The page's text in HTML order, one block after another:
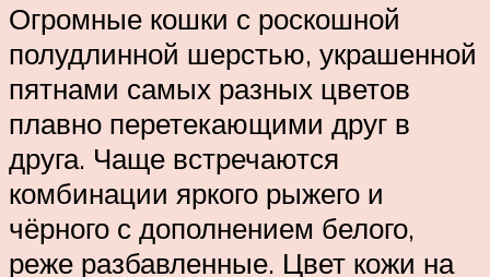
Огромные кошки с роскошной
полудлинной шерстью, украшенной
пятнами самых разных цветов
плавно перетекающими друг в
друга. Чаще встречаются
комбинации яркого рыжего и
чёрного с дополнением белого,
реже разбавленные. Цвет кожи на